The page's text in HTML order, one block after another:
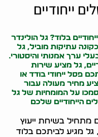
ייחודיים
בלוד? גל הולינדר
קונה עתיקות מוביל, גל
ערך אמנותי והיסטורי.
גל מציע שירות
פסל ייחודי בודד או
מחיר מעולה עבור
על המומחיות של גל
הייחודיים שלכם
מתחיל בשיחת ייעוץ
גל מגיע לביתכם בלוד